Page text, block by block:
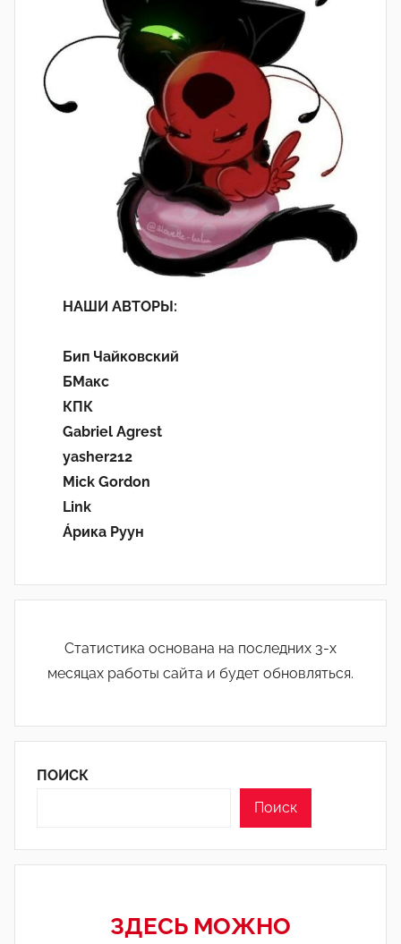
НАШИ АВТОРЫ:
Бип Чайковский
БМакс
КПК
Gabriel Agrest
yasher212
Mick Gordon
Link
Áрика Руун
Статистика основана на последних 3-х
месяцах работы сайта и будет обновляться.
ПОИСК
Поиск
ЗДЕСЬ МОЖНО